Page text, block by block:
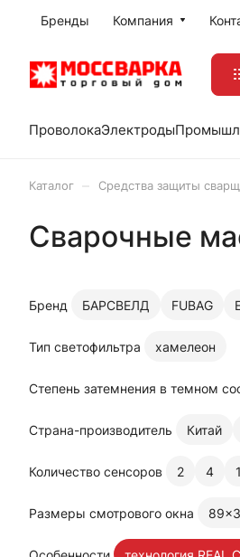
Бренды Компания
ПроволокаЭлектроды
Каталог Средства защиты
Сварочные
Бренд БАРСВЕЛД FUBAG
Тип светофильтра хамелеон
Степень затемнения в темном
Страна-производитель Китай
Количество сенсоров 2 4 1
Размеры смотрового окна